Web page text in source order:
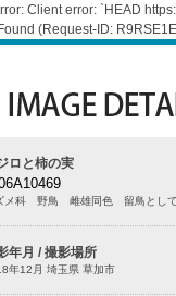
Client error: `HEAD
(Request-ID:
ロと柿の実
メ科 野鳥 雌雄同色 留鳥とし
年月 / 撮影場所
年12月 埼玉県 草加市